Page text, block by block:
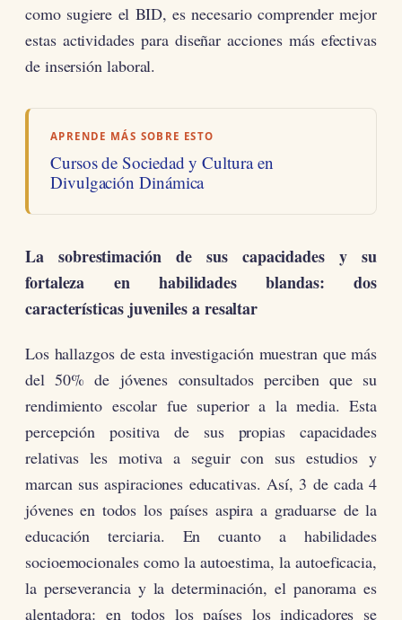
como sugiere el BID, es necesario comprender mejor
estas actividades para diseñar acciones más efectivas
de insersión laboral.
APRENDE MÁS SOBRE ESTO
Cursos de Sociedad y Cultura en
Divulgación Dinámica
La sobrestimación de sus capacidades y su
fortaleza en habilidades blandas: dos
características juveniles a resaltar
Los hallazgos de esta investigación muestran que más
del 50% de jóvenes consultados perciben que su
rendimiento escolar fue superior a la media. Esta
percepción positiva de sus propias capacidades
relativas les motiva a seguir con sus estudios y
marcan sus aspiraciones educativas. Así, 3 de cada 4
jóvenes en todos los países aspira a graduarse de la
educación terciaria. En cuanto a habilidades
socioemocionales como la autoestima, la autoeficacia,
la perseverancia y la determinación, el panorama es
alentadora: en todos los países los indicadores se